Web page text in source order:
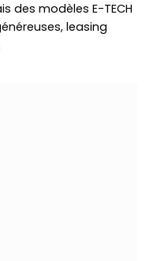
des modèles E-TECH
leasing